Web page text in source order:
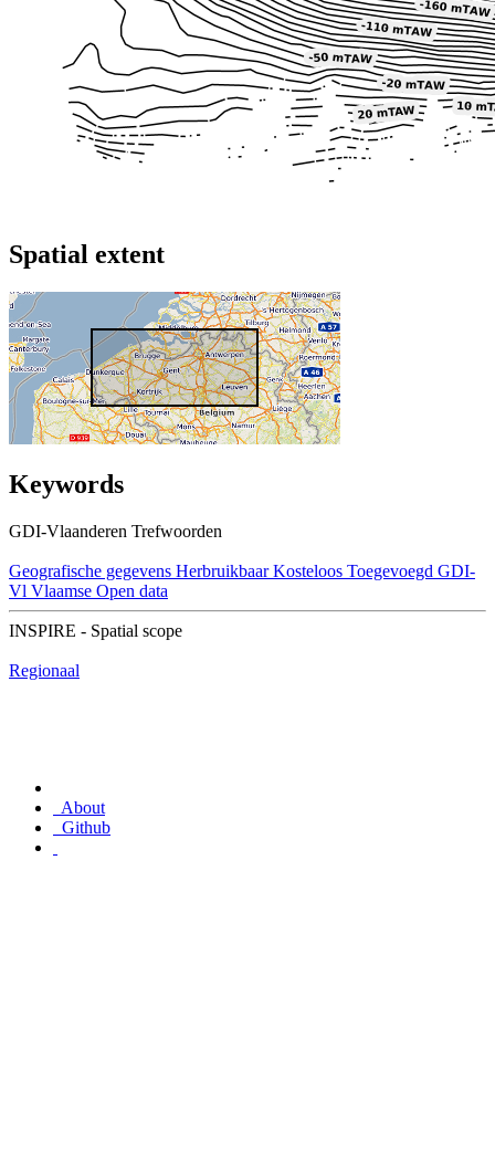
Spatial extent
Keywords
GDI-Vlaanderen Trefwoorden
Geografische gegevens Herbruikbaar Kosteloos Toegevoegd GDI-
Vl Vlaamse Open data
INSPIRE - Spatial scope
Regionaal
About
Github